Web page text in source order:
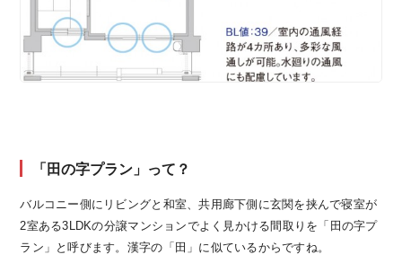
「田の字プラン」って？
バルコニー側にリビングと和室、共用廊下側に玄関を挟んで寝室が
2室ある3LDKの分譲マンションでよく見かける間取りを「田の字プ
ラン」と呼びます。漢字の「田」に似ているからですね。